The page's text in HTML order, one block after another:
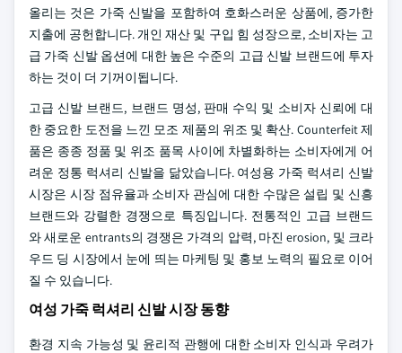
올리는 것은 가죽 신발을 포함하여 호화스러운 상품에, 증가한
지출에 공헌합니다. 개인 재산 및 구입 힘 성장으로, 소비자는 고
급 가죽 신발 옵션에 대한 높은 수준의 고급 신발 브랜드에 투자
하는 것이 더 기꺼이됩니다.
고급 신발 브랜드, 브랜드 명성, 판매 수익 및 소비자 신뢰에 대
한 중요한 도전을 느낀 모조 제품의 위조 및 확산. Counterfeit 제
품은 종종 정품 및 위조 품목 사이에 차별화하는 소비자에게 어
려운 정통 럭셔리 신발을 닮았습니다. 여성용 가죽 럭셔리 신발
시장은 시장 점유율과 소비자 관심에 대한 수많은 설립 및 신흥
브랜드와 강렬한 경쟁으로 특징입니다. 전통적인 고급 브랜드
와 새로운 entrants의 경쟁은 가격의 압력, 마진 erosion, 및 크라
우드 딩 시장에서 눈에 띄는 마케팅 및 홍보 노력의 필요로 이어
질 수 있습니다.
여성 가죽 럭셔리 신발 시장 동향
환경 지속 가능성 및 윤리적 관행에 대한 소비자 인식과 우려가